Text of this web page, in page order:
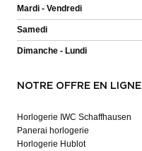
Mardi - Vendredi
Samedi
Dimanche - Lundi
NOTRE OFFRE EN LIGNE
Horlogerie IWC Schaffhausen
Panerai horlogerie
Horlogerie Hublot